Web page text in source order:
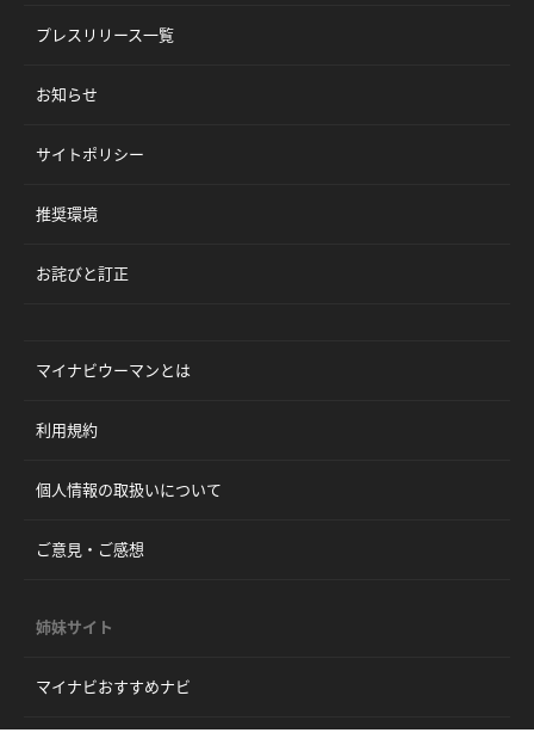
プレスリリース一覧
お知らせ
サイトポリシー
推奨環境
お詫びと訂正
マイナビウーマンとは
利用規約
個人情報の取扱いについて
ご意見・ご感想
姉妹サイト
マイナビおすすめナビ